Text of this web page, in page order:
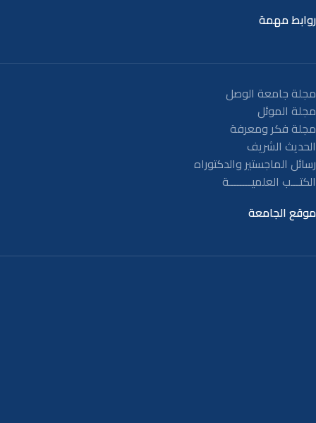
روابط مهمة
مجلة جامعة الوصل
مجلة الموئل
مجلة فكر ومعرفة
الحديث الشريف
رسائل الماجستير والدكتوراه
الكتـــب العلميــــــــة
موقع الجامعة